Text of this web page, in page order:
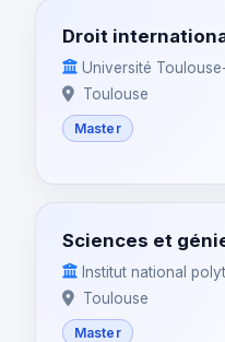
Droit
Université
Toulouse
Master
Sciences et
Institut national
Toulouse
Master